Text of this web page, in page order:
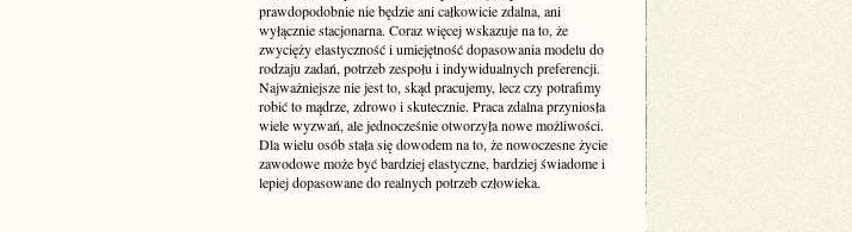
prawdopodobnie nie będzie ani całkowicie zdalna, ani
wyłącznie stacjonarna. Coraz więcej wskazuje na to, że
zwycięży elastyczność i umiejętność dopasowania modelu do
rodzaju zadań, potrzeb zespołu i indywidualnych preferencji.
Najważniejsze nie jest to, skąd pracujemy, lecz czy potrafimy
robić to mądrze, zdrowo i skutecznie. Praca zdalna przyniosła
wiele wyzwań, ale jednocześnie otworzyła nowe możliwości.
Dla wielu osób stała się dowodem na to, że nowoczesne życie
zawodowe może być bardziej elastyczne, bardziej świadome i
lepiej dopasowane do realnych potrzeb człowieka.